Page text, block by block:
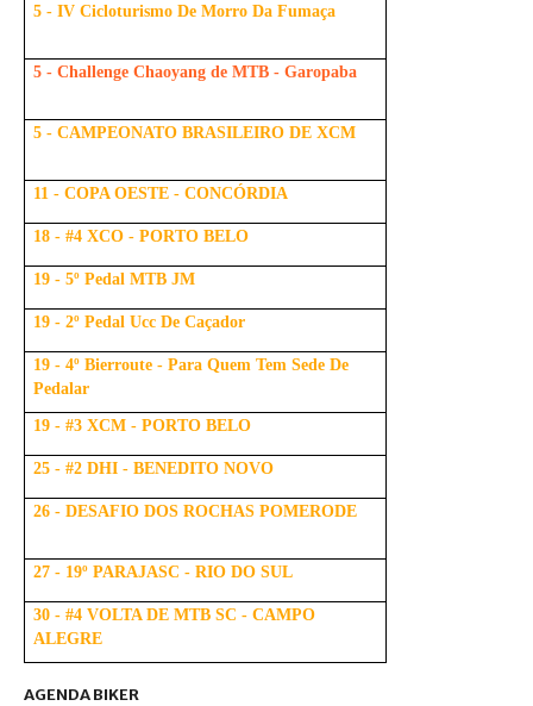
5 - IV Cicloturismo De Morro Da Fumaça
5 - Challenge Chaoyang de MTB - Garopaba
5 - CAMPEONATO BRASILEIRO DE XCM
11 - COPA OESTE - CONCÓRDIA
18 - #4 XCO - PORTO BELO
19 - 5º Pedal MTB JM
19 - 2º Pedal Ucc De Caçador
19 - 4º Bierroute - Para Quem Tem Sede De
Pedalar
19 - #3 XCM - PORTO BELO
25 - #2 DHI - BENEDITO NOVO
26 - DESAFIO DOS ROCHAS POMERODE
27 - 19º PARAJASC - RIO DO SUL
30 - #4 VOLTA DE MTB SC - CAMPO
ALEGRE
AGENDA BIKER